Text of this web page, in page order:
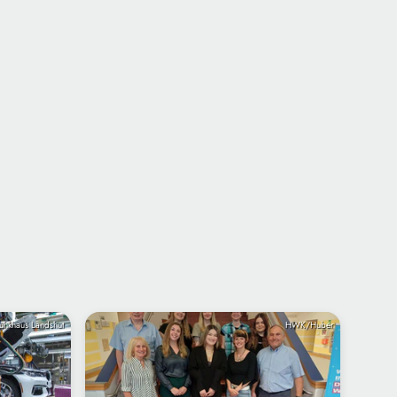
Landshut HWK/Huber